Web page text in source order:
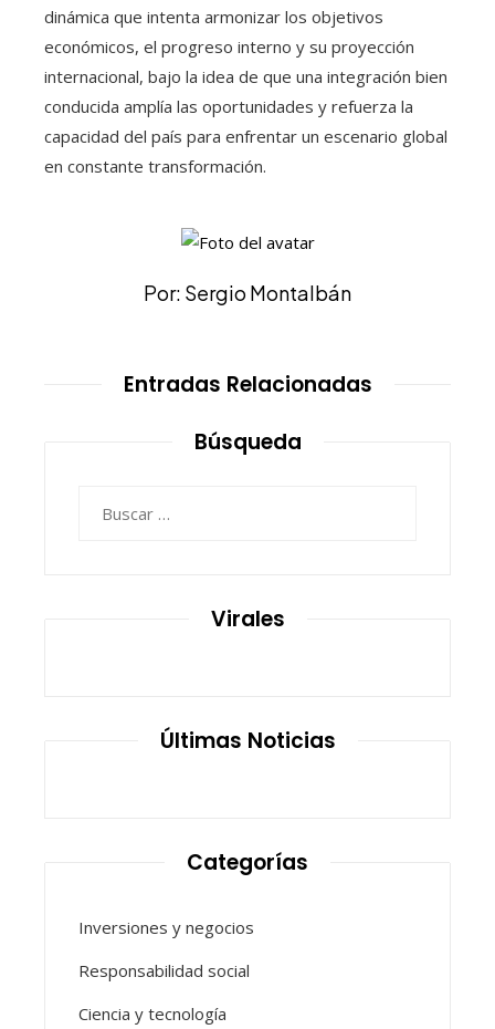
dinámica que intenta armonizar los objetivos
económicos, el progreso interno y su proyección
internacional, bajo la idea de que una integración bien
conducida amplía las oportunidades y refuerza la
capacidad del país para enfrentar un escenario global
en constante transformación.
Por: Sergio Montalbán
Entradas Relacionadas
Búsqueda
Virales
Últimas Noticias
Categorías
Inversiones y negocios
Responsabilidad social
Ciencia y tecnología